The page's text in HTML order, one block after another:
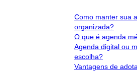
Como manter sua
organizada?
O que é agenda
Agenda digital ou
escolha?
Vantagens de